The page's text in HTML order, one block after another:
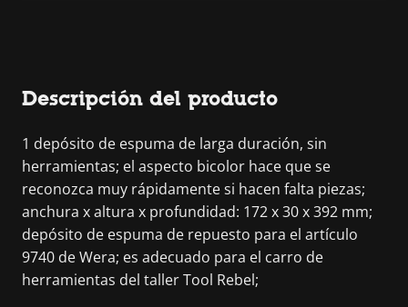
Descripción del producto
1 depósito de espuma de larga duración, sin
herramientas; el aspecto bicolor hace que se
reconozca muy rápidamente si hacen falta piezas;
anchura x altura x profundidad: 172 x 30 x 392 mm;
depósito de espuma de repuesto para el artículo
9740 de Wera; es adecuado para el carro de
herramientas del taller Tool Rebel;